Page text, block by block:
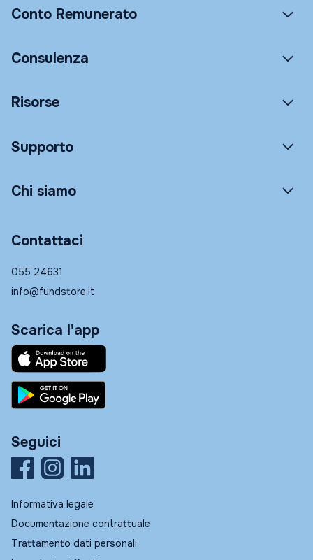
Conto Remunerato
Consulenza
Risorse
Supporto
Chi siamo
Contattaci
055 24631
info@fundstore.it
Scarica l'app
Seguici
Informativa legale
Documentazione contrattuale
Trattamento dati personali